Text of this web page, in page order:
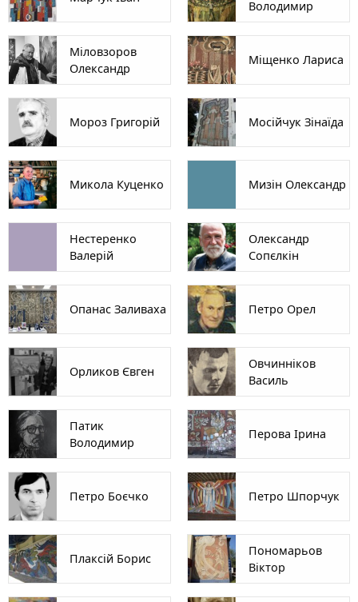
Володимир
Міловзоров
Олександр
Міщенко Лариса
Мороз Григорій Мосійчук Зінаїда
Микола Куценко Мизін Олександр
Нестеренко
Валерій
Олександр
Сопєлкін
Опанас Заливаха Петро Орел
Орликов Євген
Овчинніков
Василь
Патик
Володимир
Перова Ірина
Петро Боєчко Петро Шпорчук
Плаксій Борис
Пономарьов
Віктор